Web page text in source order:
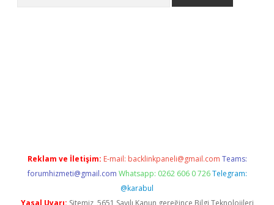
Reklam ve İletişim: E-mail: backlinkpaneli@gmail.com Teams:
forumhizmeti@gmail.com Whatsapp: 0262 606 0 726 Telegram:
@karabul
Yasal Uyarı: Sitemiz, 5651 Sayılı Kanun gereğince Bilgi Teknolojileri